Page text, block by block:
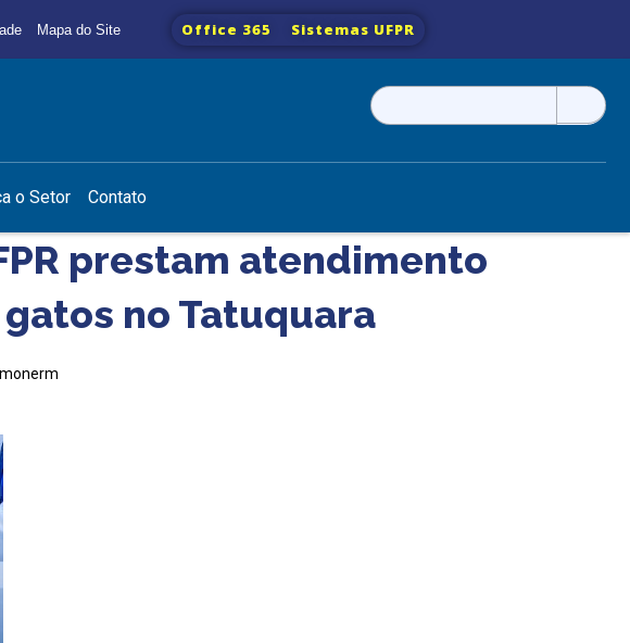
Mapa do Site Office 365 Sistemas UFPR
Pesquisar
por:
o Setor Contato
prestam atendimento
no Tatuquara